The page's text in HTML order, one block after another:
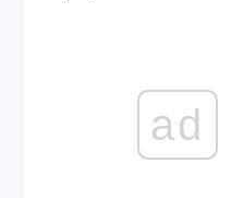
ad